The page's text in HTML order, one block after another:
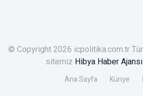
© Copyright 2026 icpolitika.com.tr
sitemiz Hibya Haber Ajansı
Ana Sayfa Künye